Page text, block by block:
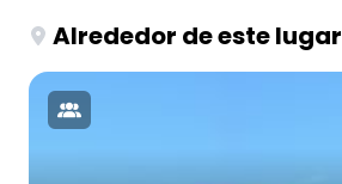
Alrededor de este lugar